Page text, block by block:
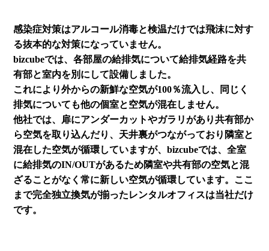
感染症対策はアルコール消毒と検温だけでは飛沫に対す
る抜本的な対策になっていません。
bizcubeでは、各部屋の給排気について給排気経路を共
有部と室内を別にして設備しました。
これにより外からの新鮮な空気が100％流入し、同じく
排気についても他の個室と空気が混在しません。
他社では、扉にアンダーカットやガラリがあり共有部か
ら空気を取り込んだり、天井裏がつながっており隣室と
混在した空気が循環していますが、bizcubeでは、全室
に給排気のIN/OUTがあるため隣室や共有部の空気と混
ざることがなく常に新しい空気が循環しています。ここ
まで完全独立換気が揃ったレンタルオフィスは当社だけ
です。